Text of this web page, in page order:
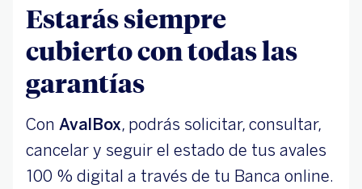
Estarás siempre
cubierto con todas las
garantías
Con AvalBox, podrás solicitar, consultar,
cancelar y seguir el estado de tus avales
100 % digital a través de tu Banca online.